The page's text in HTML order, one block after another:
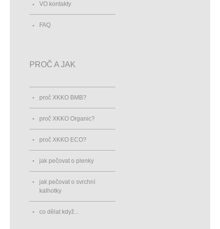
VO kontakty
FAQ
PROČ A JAK
proč XKKO BMB?
proč XKKO Organic?
proč XKKO ECO?
jak pečovat o plenky
jak pečovat o svrchní
kalhotky
co dělat když...